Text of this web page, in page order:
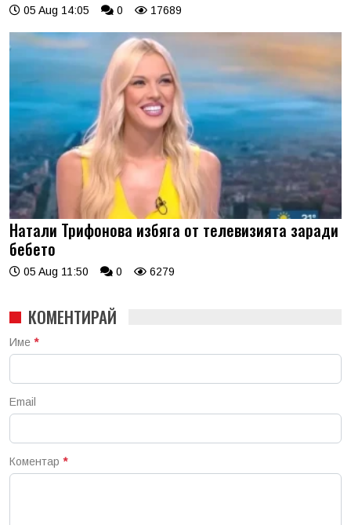
05 Aug 14:05 0 17689
Натали Трифонова избяга от телевизията заради
бебето
05 Aug 11:50 0 6279
КОМЕНТИРАЙ
Име *
Email
Коментар *